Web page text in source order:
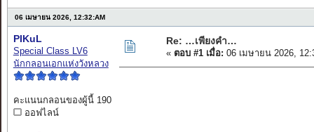
06 เมษายน 2026, 12:32:AM
PIKuL
Special Class LV6
นักกลอนเอกแห่งวังหลวง
คะแนนกลอนของผู้นี้ 190
ออฟไลน์
Re: …เพียงคำ…
« ตอบ #1 เมื่อ: 06 เมษายน 2026,